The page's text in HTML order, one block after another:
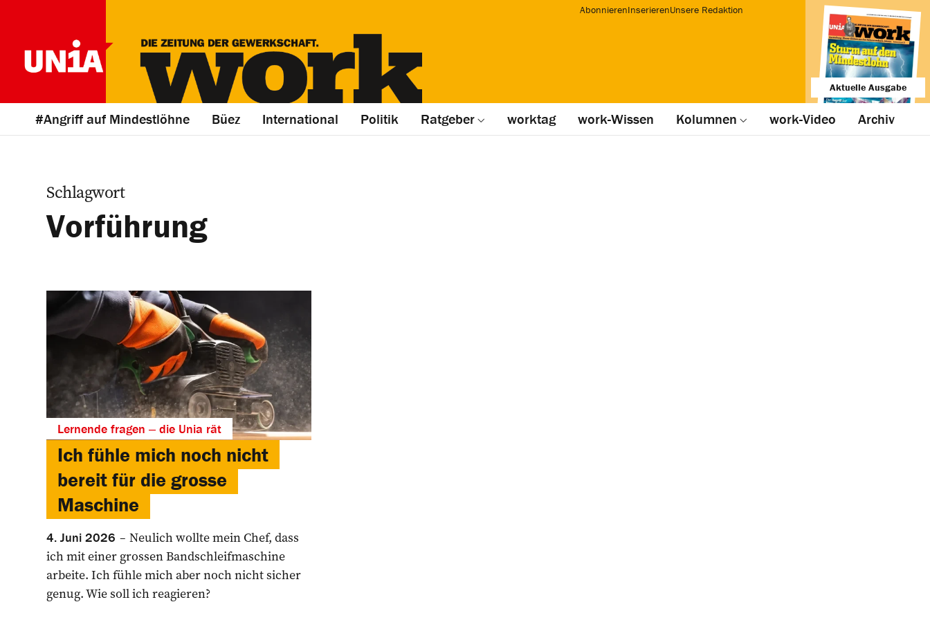
AbonnierenInserierenUnsere Redaktion
Aktuelle Ausgabe
#Angriff auf Mindestlöhne Büez International Politik Ratgeber worktag work-Wissen Kolumnen work-Video Archiv
Schlagwort
Vorführung
Lernende fragen ‒ die Unia rät
Ich fühle mich noch nicht
bereit für die grosse
Maschine
4. Juni 2026
Neulich wollte mein Chef, dass
ich mit einer ­grossen Bandschleifmaschine
arbeite. Ich fühle mich aber noch nicht sicher
genug. Wie soll ich reagieren?